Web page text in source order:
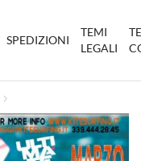
SPEDIZIONI
TEMI
LEGALI